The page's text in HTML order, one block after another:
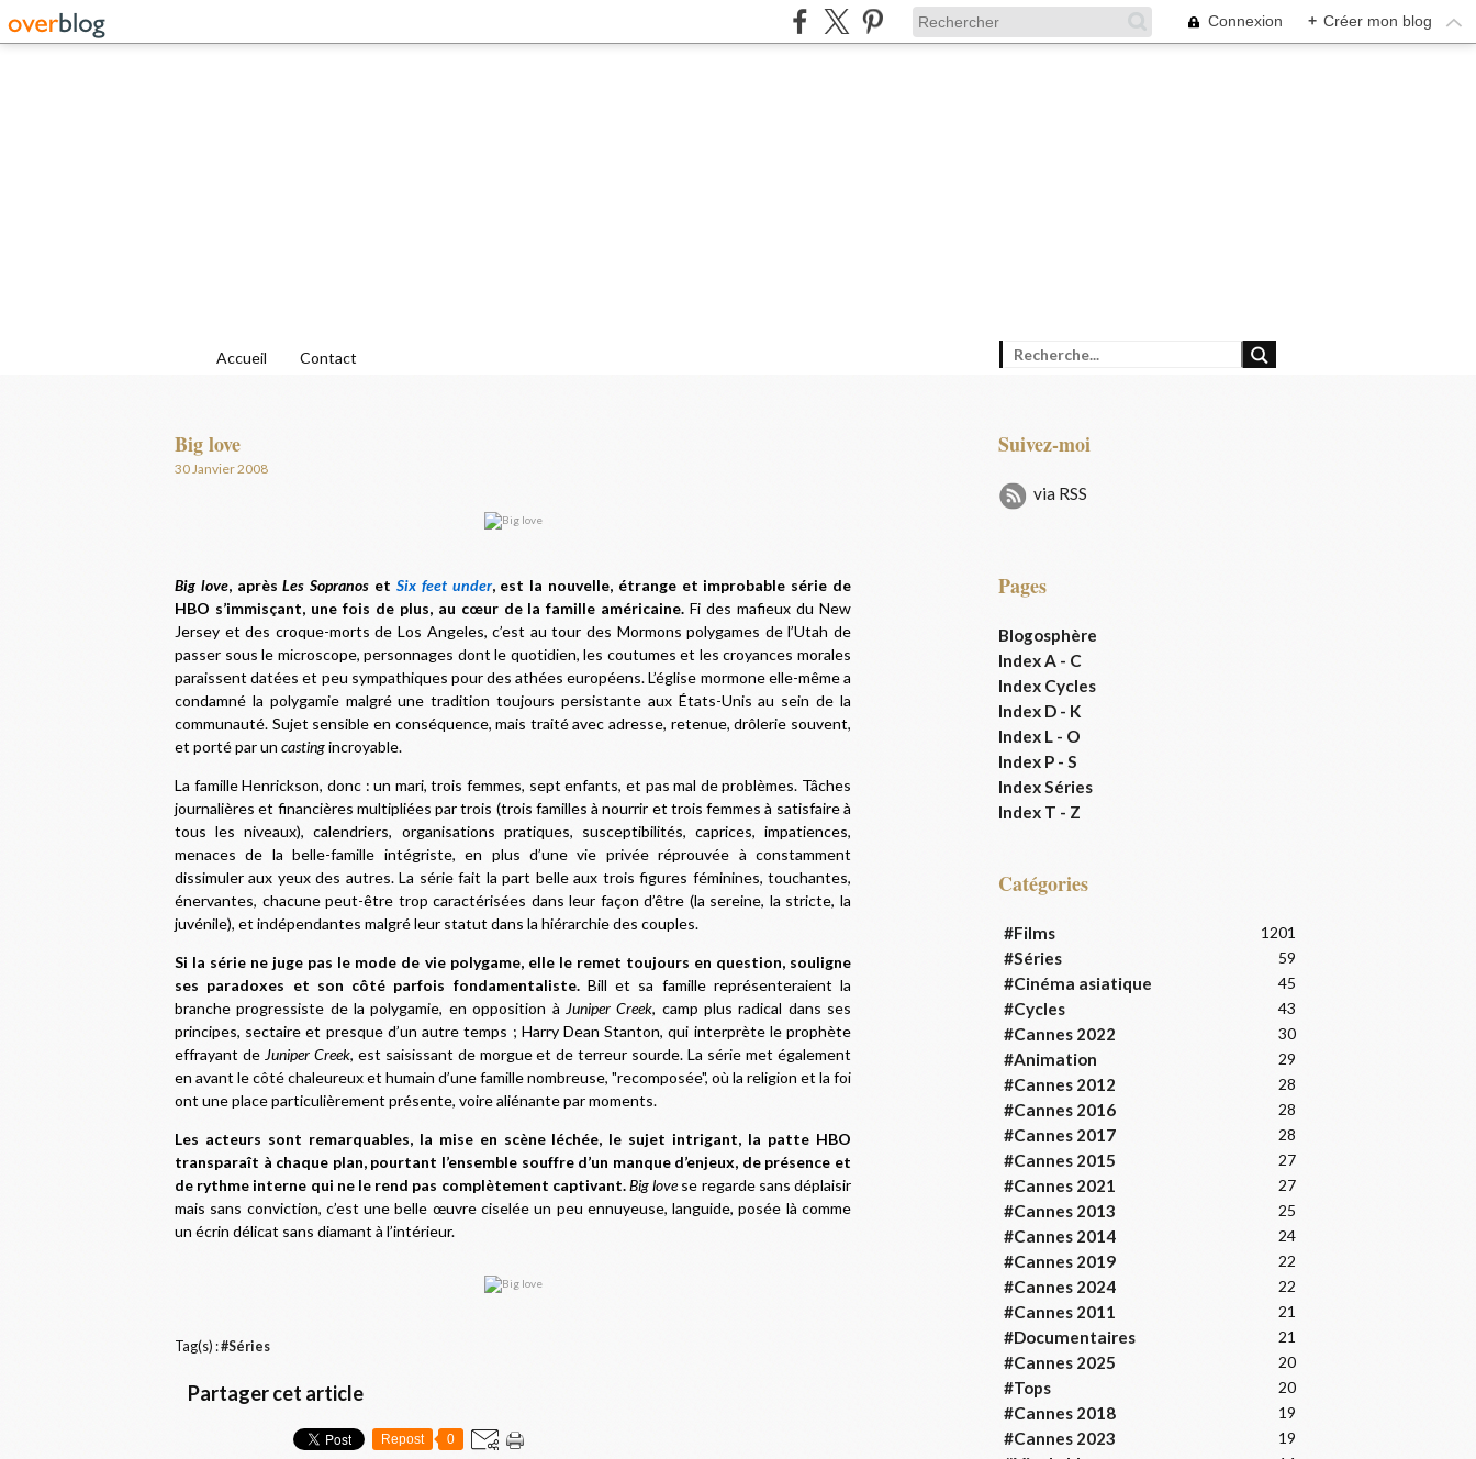
Connexion + Créer mon blog
Accueil Contact
Big love
30 Janvier 2008
Big love, aprèsLes Sopranos et Six feet under, est la nouvelle, étrange et improbable série de
HBO s’immisçant, une fois de plus, au cœur de la famille américaine. Fi des mafieux du New
Jersey et des croque-morts de Los Angeles, c’est au tour des Mormons polygames de l’Utah de
passer sous le microscope, personnages dont le quotidien, les coutumes et les croyances morales
paraissent datées et peu sympathiques pour des athées européens. L’église mormone elle-même a
condamné la polygamie malgré une tradition toujours persistante aux États-Unis au sein de la
communauté. Sujet sensible en conséquence, mais traité avec adresse, retenue, drôlerie souvent,
et porté par un castingincroyable.
La famille Henrickson, donc : un mari, trois femmes, sept enfants, et pas mal de problèmes. Tâches
journalières et financières multipliées par trois (trois familles à nourrir et trois femmes à satisfaire à
tous les niveaux), calendriers, organisations pratiques, susceptibilités, caprices, impatiences,
menaces de la belle-famille intégriste, en plus d’une vie privée réprouvée à constamment
dissimuler aux yeux des autres. La série fait la part belle aux trois figures féminines, touchantes,
énervantes, chacune peut-être trop caractérisées dans leur façon d’être (la sereine, la stricte, la
juvénile), et indépendantes malgré leur statut dans la hiérarchie des couples.
Si la série ne juge pas le mode de vie polygame, elle le remet toujours en question, souligne
ses paradoxes et son côté parfois fondamentaliste.Bill et sa famille représenteraient la
branche progressiste de la polygamie, en opposition à Juniper Creek, camp plus radical dans ses
principes, sectaire et presque d’un autre temps ; Harry Dean Stanton, qui interprète le prophète
effrayant de Juniper Creek, est saisissant de morgue et de terreur sourde. La série met également
en avant le côté chaleureux et humain d’une famille nombreuse, "recomposée", où la religion et la foi
ont une place particulièrement présente, voire aliénante par moments.
Les acteurs sont remarquables, la mise en scène léchée, le sujet intrigant, la patte HBO
transparaît à chaque plan, pourtant l’ensemble souffre d’un manque d’enjeux, de présence et
de rythme interne qui ne le rend pas complètement captivant.Big lovese regarde sans déplaisir
mais sans conviction, c’est une belle œuvre ciselée un peu ennuyeuse, languide, posée là comme
un écrin délicat sans diamant à l’intérieur.
Tag(s) :#Séries
Partager cet article
Repost 0
Suivez-moi
via RSS
Pages
Blogosphère
Index A - C
Index Cycles
Index D - K
Index L - O
Index P - S
Index Séries
Index T - Z
Catégories
#Films 1201
#Séries 59
#Cinéma asiatique 45
#Cycles 43
#Cannes 2022 30
#Animation 29
#Cannes 2012 28
#Cannes 2016 28
#Cannes 2017 28
#Cannes 2015 27
#Cannes 2021 27
#Cannes 2013 25
#Cannes 2014 24
#Cannes 2019 22
#Cannes 2024 22
#Cannes 2011 21
#Documentaires 21
#Cannes 2025 20
#Tops 20
#Cannes 2018 19
#Cannes 2023 19